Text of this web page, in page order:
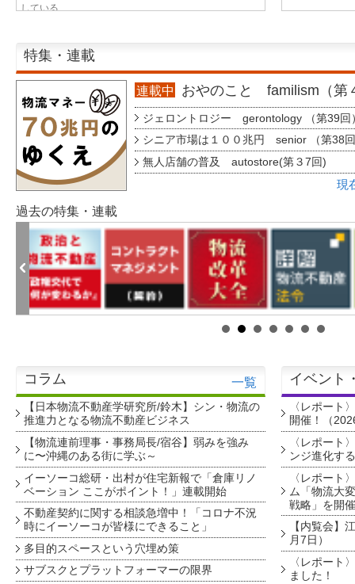
している...
特集・連載
連載中 おやのこと familism（第
ジェロントロジー gerontology （第39回
シニア市場は１００兆円 senior （第38
無人店舗の普及 autostore(第３7回)
現
過去の特集・連載
コラム 一覧
【日本物流不動産学研究所/鈴木】シン・物流の
推進力となる物流不動産ビジネス
【物流連前理事・事務局長/宿谷】弱みを強み
に〜沖縄のある街に学ぶ～
イーソーコ総研・出村が住宅新報で「倉庫リノ
ベーション ここがポイント！」連載開始
不動産契約に関する相談急増中！「コロナ不況
時にイーソーコが皆様にできること」
多目的スペースという穴埋め策
サブスクとプラットフォーマーの限界
イベント
〈レポート
開催！（
〈レポート
ンジ進化す
〈レポート
ム「物流大
戦略」を開
【内覧会】
月7日）
〈レポート
ました！